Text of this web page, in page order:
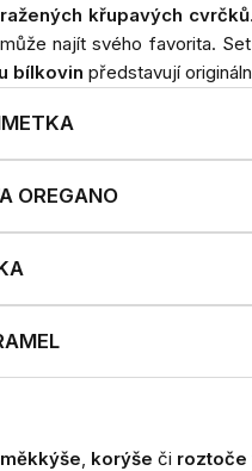
křupavých cvrčků
najít svého favorita.
bílkovin představují
OREGANO
měkkýše, korýše či roztoče